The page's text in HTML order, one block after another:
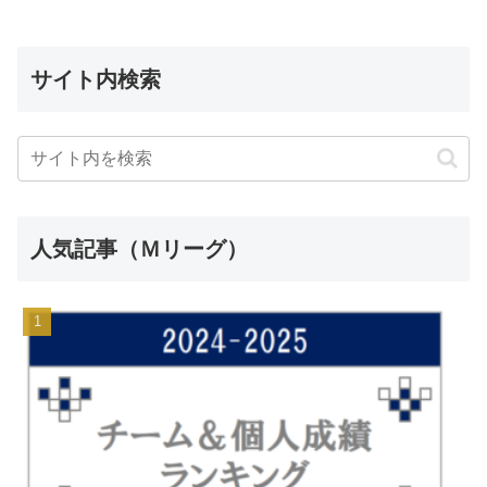
サイト内検索
人気記事（Ｍリーグ）